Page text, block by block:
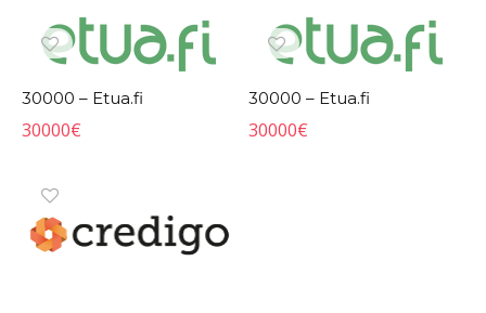
30000 – Etua.fi
30000€
30000 – Etua.fi
30000€